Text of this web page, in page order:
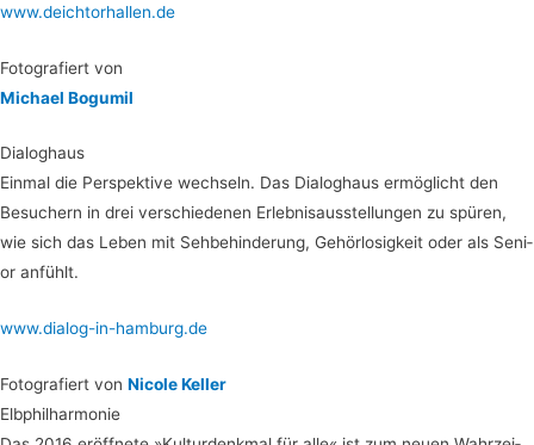
www.deichtorhallen.de
Foto­gra­fiert von
Micha­el Bogumil
Dia­log­haus
Ein­mal die Per­spek­ti­ve wech­seln. Das Dia­log­haus ermög­licht den
Besu­chern in drei ver­schie­de­nen Erleb­nis­aus­stel­lun­gen zu spü­ren,
wie sich das Leben mit Seh­be­hin­de­rung, Gehör­lo­sig­keit oder als Seni­
or anfühlt.
www.dialog-in-hamburg.de
Foto­gra­fiert von Nico­le Keller
Elb­phil­har­mo­nie